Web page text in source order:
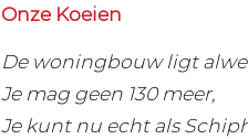
Onze Koeien
De woningbouw ligt
Je mag geen 130 meer,
Je kunt nu echt als